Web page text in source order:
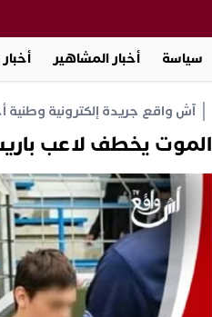
سياسة أخبار المشاهير
آش واقع جريدة إلكترونية وطنية
الموت يخطف لاعب